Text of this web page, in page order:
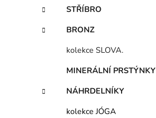
s
r
í
p
e
g
o
STŘÍBRO
BRONZ
kolekce SLOVA.
MINERÁLNÍ PRSTÝNKY
NÁHRDELNÍKY
kolekce JÓGA